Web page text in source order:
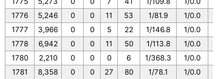
1776
5,246 0 0 11 53 1/81.9 1/0.0
1777
3,966 0 0 5 22 1/146.8 1/0.0
1778
6,942 0 0 11 50 1/113.8 1/0.0
1780
2,210 0 0 0 6 1/368.3 1/0.0
1781
8,358 0 0 27 80 1/78.1 1/0.0